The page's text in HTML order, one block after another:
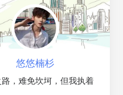
悠悠楠杉
路，难免坎坷，但我执着